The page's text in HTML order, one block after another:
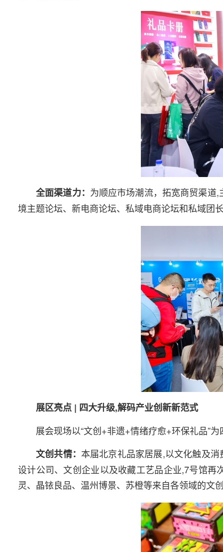
全面渠道力： 为顺应市场潮流，拓宽商贸渠道
境主题论坛、新电商论坛、私域电商论坛和私域团
展区亮点 | 四大升级,解码产业创新新范式
展会现场以“文创+非遗+情绪疗愈+环保礼品”
文创共情： 本届北京礼品家居展,以文化触及
设计公司、文创企业以及收藏工艺品企业,7号馆再
灵、晶铱良品、温州博景、苏橙等来自各领域的文